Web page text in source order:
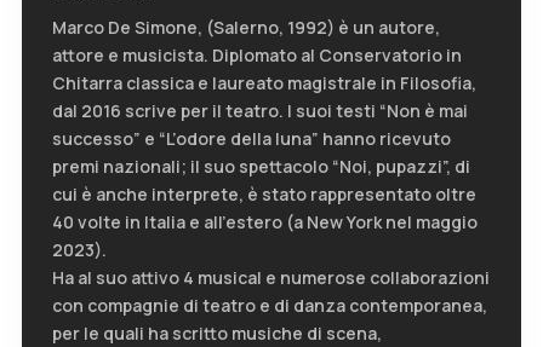
Marco De Simone, (Salerno, 1992) è un autore,
attore e musicista. Diplomato al Conservatorio in
Chitarra classica e laureato magistrale in Filosofia,
dal 2016 scrive per il teatro. I suoi testi “Non è mai
successo” e “L’odore della luna” hanno ricevuto
premi nazionali; il suo spettacolo “Noi, pupazzi”, di
cui è anche interprete, è stato rappresentato oltre
40 volte in Italia e all’estero (a New York nel maggio
2023).
Ha al suo attivo 4 musical e numerose collaborazioni
con compagnie di teatro e di danza contemporanea,
per le quali ha scritto musiche di scena,